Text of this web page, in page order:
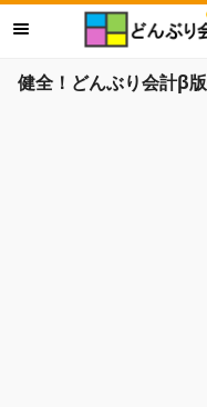
健全！どんぶり会計β版